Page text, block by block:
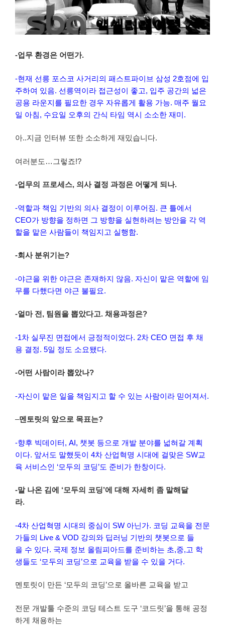
-업무 환경은 어떤가.
-현재 선릉 포스코 사거리의 패스트파이브 삼성 2호점에 입
주하여 있음. 선릉역이라 접근성이 좋고, 입주 공간의 넓은
공용 라운지를 필요한 경우 자유롭게 활용 가능. 매주 월요
일 아침, 수요일 오후의 간식 타임 역시 소소한 재미.
아..지금 인터뷰 또한 소소하게 재밌습니다.
여러분도…그렇죠!?
-업무의 프로세스, 의사 결정 과정은 어떻게 되나.
-역할과 책임 기반의 의사 결정이 이루어짐. 큰 틀에서
CEO가 방향을 정하면 그 방향을 실현하려는 방안을 각 역
할을 맡은 사람들이 책임지고 실행함.
-회사 분위기는?
-야근을 위한 야근은 존재하지 않음. 자신이 맡은 역할에 임
무를 다했다면 야근 불필요.
-얼마 전, 팀원을 뽑았다고. 채용과정은?
-1차 실무진 면접에서 긍정적이었다. 2차 CEO 면접 후 채
용 결정. 5일 정도 소요됐다.
-어떤 사람이라 뽑았나?
-자신이 맡은 일을 책임지고 할 수 있는 사람이라 믿어져서.
–멘토릿의 앞으로 목표는?
-향후 빅데이터, AI, 챗봇 등으로 개발 분야를 넓혀갈 계획
이다. 앞서도 말했듯이 4차 산업혁명 시대에 걸맞은 SW교
육 서비스인 ‘모두의 코딩’도 준비가 한창이다.
-말 나온 김에 ‘모두의 코딩’에 대해 자세히 좀 말해달
라.
-4차 산업혁명 시대의 중심이 SW 아닌가. 코딩 교육을 전문
가들의 Live & VOD 강의와 딥러닝 기반의 챗봇으로 들
을 수 있다. 국제 정보 올림피아드를 준비하는 초,중,고 학
생들도 ‘모두의 코딩’으로 교육을 받을 수 있을 거다.
멘토릿이 만든 ‘모두의 코딩’으로 올바른 교육을 받고
전문 개발툴 수준의 코딩 테스트 도구 ‘코드릿’을 통해 공정
하게 채용하는